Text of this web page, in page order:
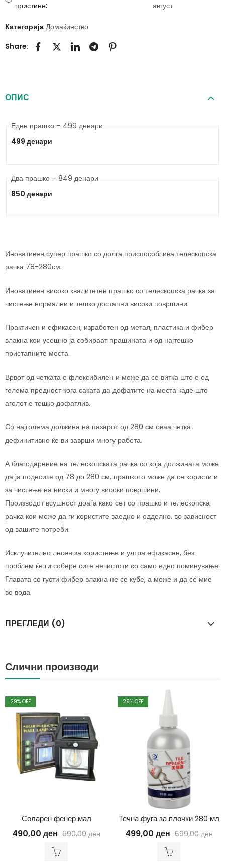
пристине:
август
Категорија Домаќинство
Share:
ОПИС
Еден прашко – 499 денари
499 денари
Два прашко – 849 денари
850 денари
Иновативен супер прашко со долга приспособлива телескопска
рачка 78-280см.
Иновативен високо квалитетен прашко со телескопска рачка за
чистење нормални и тешко достапни високи површини.
Практичен и ефикасен, изработен од метал, пластика и фибер
влакна кои усешно ја собираат прашината и од најтешко
пристапните места.
Врвот од четката е флексибилен и може да се витка што е од
голема предност кога саката да дофатите на места каде што
аголот е тешко дофатлив.
Со најголема должина на пазарот од 280 см оваа четка
дефинитивно ќе ви заврши многу работа.
А благодарение на телескопската рачка со која должината може
да ја подесите од 78 до 280 см, прашкото може да се користи и
за чистење на ниски и многу високи површини.
Производот всушност доаѓа како сет со прашко и телескопска
рачка кои може да ги користите заедно и одделно, во зависност
од вашите потреби.
Исклучително лесен за користење и ултра ефикасен, без
проблем ќе ги собере сите нечистоти со само едно поминување.
Главата со густи фибер влакна не се кубе, а може и да се мие
во вода.
ПРЕГЛЕДИ (0)
Слични производи
29% OFF
Соларен фенер мал
490,00 ден 690,00ден
29% OFF
Течна фуга за плочки 280 мл
499,00 ден 699,00ден